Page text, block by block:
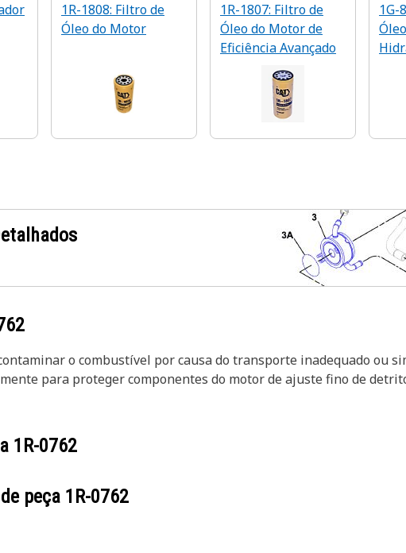
1R-1808: Filtro de
Óleo do Motor
1R-1807: Filtro de
Óleo do Motor de
Eficiência Avançado
1G-
Óleo
o combustível por causa do transporte inadequado ou
para proteger componentes do motor de ajuste fino de
1R-0762
peça 1R-0762